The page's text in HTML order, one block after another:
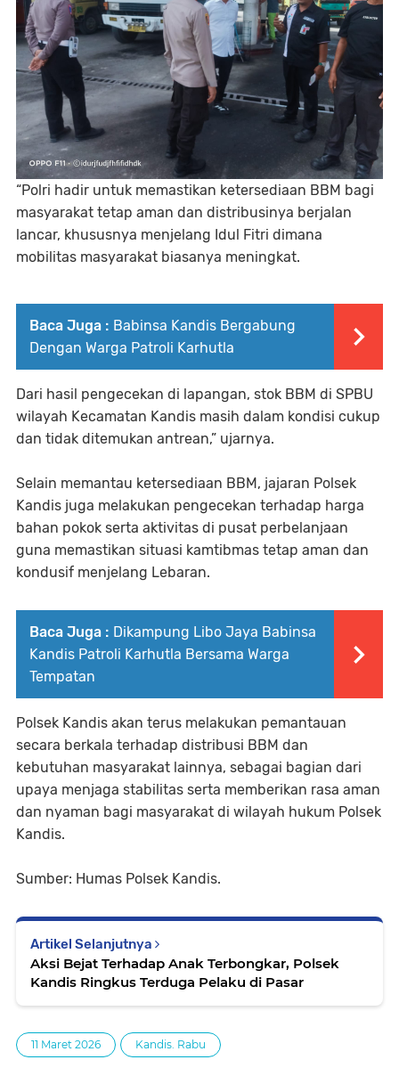
“Polri hadir untuk memastikan ketersediaan BBM bagi
masyarakat tetap aman dan distribusinya berjalan
lancar, khususnya menjelang Idul Fitri dimana
mobilitas masyarakat biasanya meningkat.
Baca Juga : Babinsa Kandis Bergabung
Dengan Warga Patroli Karhutla
Dari hasil pengecekan di lapangan, stok BBM di SPBU
wilayah Kecamatan Kandis masih dalam kondisi cukup
dan tidak ditemukan antrean,” ujarnya.
Selain memantau ketersediaan BBM, jajaran Polsek
Kandis juga melakukan pengecekan terhadap harga
bahan pokok serta aktivitas di pusat perbelanjaan
guna memastikan situasi kamtibmas tetap aman dan
kondusif menjelang Lebaran.
Baca Juga : Dikampung Libo Jaya Babinsa
Kandis Patroli Karhutla Bersama Warga
Tempatan
Polsek Kandis akan terus melakukan pemantauan
secara berkala terhadap distribusi BBM dan
kebutuhan masyarakat lainnya, sebagai bagian dari
upaya menjaga stabilitas serta memberikan rasa aman
dan nyaman bagi masyarakat di wilayah hukum Polsek
Kandis.
Sumber: Humas Polsek Kandis.
Artikel Selanjutnya
Aksi Bejat Terhadap Anak Terbongkar, Polsek
Kandis Ringkus Terduga Pelaku di Pasar
11 Maret 2026 Kandis. Rabu